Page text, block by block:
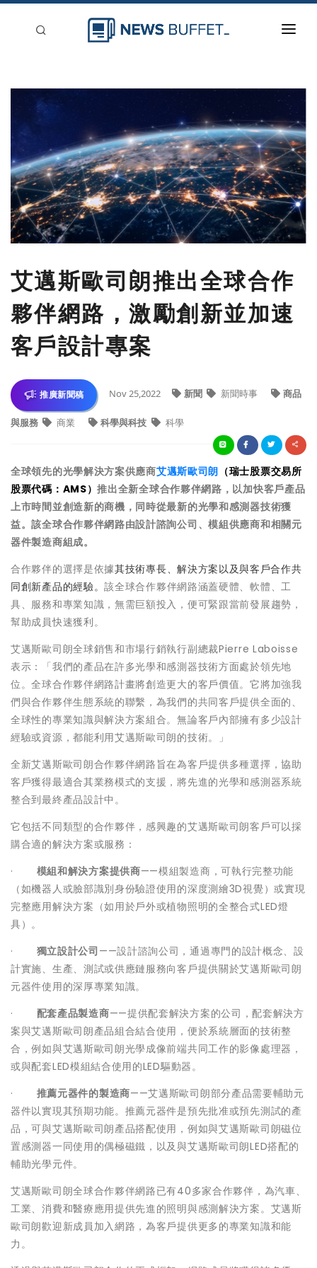
新聞稿分類
刊登
艾邁斯歐司朗推出全球合作
夥伴網路，激勵創新並加速
客戶設計專案
推廣新聞稿 Nov 25,2022 新聞 新聞時事 商品
與服務 商業 科學與科技 科學
全球領先的光學解決方案供應商艾邁斯歐司朗 （瑞士股票交易所
股票代碼：AMS）推出全新全球合作夥伴網路，以加快客戶產品
上市時間並創造新的商機，同時從最新的光學和感測器技術獲
益。該全球合作夥伴網路由設計諮詢公司、模組供應商和相關元
器件製造商組成。
合作夥伴的選擇是依據其技術專長、解決方案以及與客戶合作共
同創新產品的經驗。該全球合作夥伴網路涵蓋硬體、軟體、工
具、服務和專業知識，無需巨額投入，便可緊跟當前發展趨勢，
幫助成員快速獲利。
艾邁斯歐司朗全球銷售和市場行銷執行副總裁Pierre Laboisse
表示：「我們的產品在許多光學和感測器技術方面處於領先地
位。全球合作夥伴網路計畫將創造更大的客戶價值。它將加強我
們與合作夥伴生態系統的聯繫，為我們的共同客戶提供全面的、
全球性的專業知識與解決方案組合。無論客戶內部擁有多少設計
經驗或資源，都能利用艾邁斯歐司朗的技術。」
全新艾邁斯歐司朗合作夥伴網路旨在為客戶提供多種選擇，協助
客戶獲得最適合其業務模式的支援，將先進的光學和感測器系統
整合到最終產品設計中。
它包括不同類型的合作夥伴，感興趣的艾邁斯歐司朗客戶可以採
購合適的解決方案或服務：
· 模組和解決方案提供商——模組製造商，可執行完整功能
（如機器人或臉部識別身份驗證使用的深度測繪3D視覺）或實現
完整應用解決方案（如用於戶外或植物照明的全整合式LED燈
具）。
· 獨立設計公司 ——設計諮詢公司，通過專門的設計概念、設
計實施、生產、測試或供應鏈服務向客戶提供關於艾邁斯歐司朗
元器件使用的深厚專業知識。
· 配套產品製造商——提供配套解決方案的公司，配套解決方
案與艾邁斯歐司朗產品組合結合使用，便於系統層面的技術整
合，例如與艾邁斯歐司朗光學成像前端共同工作的影像處理器，
或與配套LED模組結合使用的LED驅動器。
· 推薦元器件的製造商——艾邁斯歐司朗部分產品需要輔助元
器件以實現其預期功能。推薦元器件是預先批准或預先測試的產
品，可與艾邁斯歐司朗產品搭配使用，例如與艾邁斯歐司朗磁位
置感測器一同使用的偶極磁鐵，以及與艾邁斯歐司朗LED搭配的
輔助光學元件。
艾邁斯歐司朗全球合作夥伴網路已有40多家合作夥伴，為汽車、
工業、消費和醫療應用提供先進的照明與感測解決方案。艾邁斯
歐司朗歡迎新成員加入網路，為客戶提供更多的專業知識和能
力。